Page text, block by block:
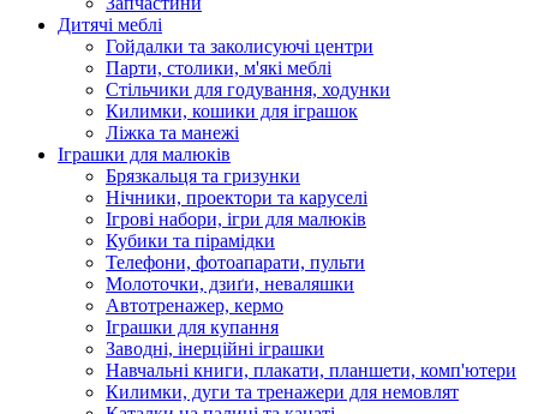
Дитячі меблі
Гойдалки та заколисуючі центри
Парти, столики, м'які меблі
Стільчики для годування, ходунки
Килимки, кошики для іграшок
Ліжка та манежі
Іграшки для малюків
Брязкальця та гризунки
Нічники, проектори та каруселі
Ігрові набори, ігри для малюків
Кубики та пірамідки
Телефони, фотоапарати, пульти
Молоточки, дзиґи, неваляшки
Автотренажер, кермо
Іграшки для купання
Заводні, інерційні іграшки
Навчальні книги, плакати, планшети, комп'ютери
Килимки, дуги та тренажери для немовлят